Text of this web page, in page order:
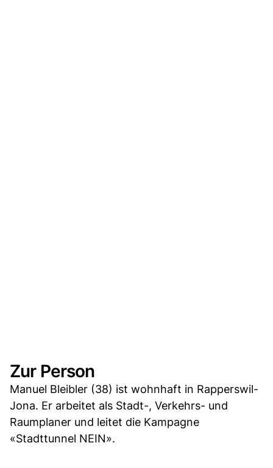
Zur Person
Manuel Bleibler (38) ist wohnhaft in Rapperswil-
Jona. Er arbeitet als Stadt-, Verkehrs- und
Raumplaner und leitet die Kampagne
«Stadttunnel NEIN».